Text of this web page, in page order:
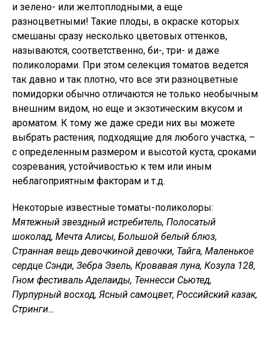
и зелено- или желтоплодными, а еще
разноцветными! Такие плоды, в окраске которых
смешаны сразу несколько цветовых оттенков,
называются, соответственно, би-, три- и даже
поликолорами. При этом селекция томатов ведется
так давно и так плотно, что все эти разноцветные
помидорки обычно отличаются не только необычным
внешним видом, но еще и экзотическим вкусом и
ароматом. К тому же даже среди них вы можете
выбрать растения, подходящие для любого участка, –
с определенным размером и высотой куста, сроками
созревания, устойчивостью к тем или иным
неблагоприятным факторам и т.д.
Некоторые известные томаты-поликолоры:
Мятежный звездный истребитель, Полосатый
шоколад, Мечта Алисы, Большой белый блюз,
Странная вещь девочкиной девочки, Тайга, Маленькое
сердце Сэнди, Зебра Эзель, Кровавая луна, Козула 128,
Гном фестивальАделаиды, Теннесси Сьютед,
Пурпурный восход, Ясный самоцвет, Российский казак,
Стринги…